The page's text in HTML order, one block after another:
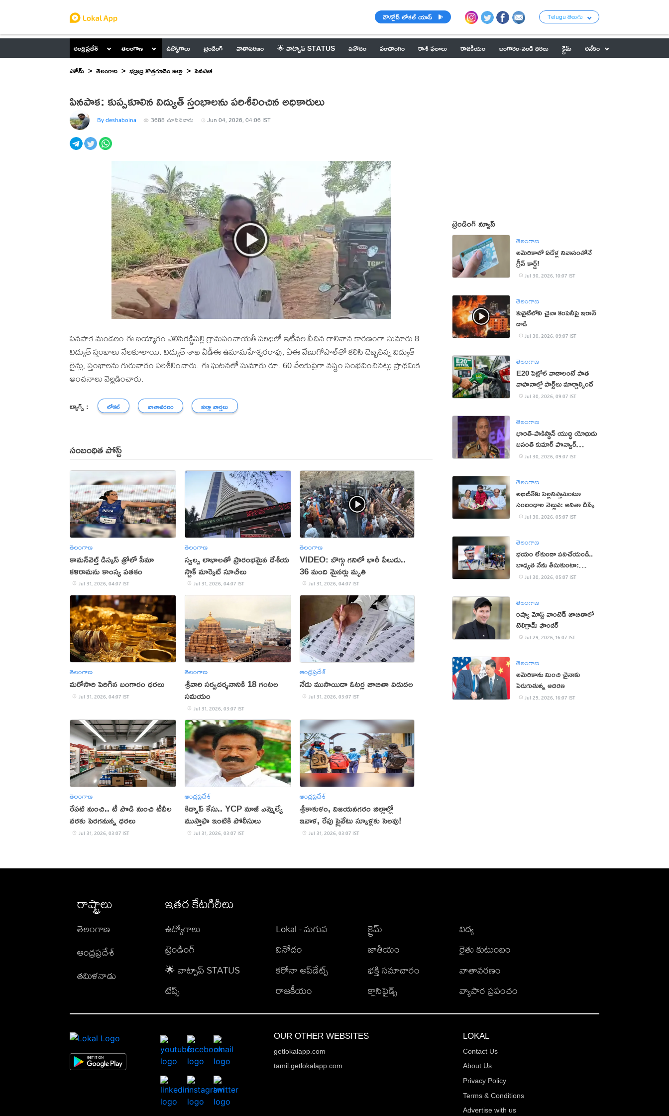
డౌన్లోడ్ లోకల్ యాప్ Telugu తెలుగు
ఆంధ్రప్రదేశ్ తెలంగాణ ఉద్యోగాలు ట్రెండింగ్ వాతావరణం 🌟 వాట్సాప్ STATUS వినోదం పంచాంగం రాశి ఫలాలు రాజకీయం బంగారం-వెండి ధరలు క్రైమ్
అనేకం
హోమ్
తెలంగాణ భద్రాద్రి కొత్తగూడెం జిల్లా పినపాక
పినపాక: కుప్పకూలిన విద్యుత్ స్తంభాలను పరిశీలించిన అధికారులు
By deshaboina 3688 చూసినవారు Jun 04, 2026, 04:06 IST
పినపాక మండలం ఈ బయ్యారం ఎలిసిరెడ్డిపల్లి గ్రామపంచాయతీ పరిధిలో ఇటీవల వీచిన గాలివాన కారణంగా సుమారు 8
విద్యుత్ స్తంభాలు నేలకూలాయి. విద్యుత్ శాఖ ఏడీఈ ఉమామహేశ్వరరావు, ఏఈ వేణుగోపాల్‌తో కలిసి దెబ్బతిన్న విద్యుత్
లైన్లు, స్తంభాలను గురువారం పరిశీలించారు. ఈ ఘటనలో సుమారు రూ. 60 వేలకుపైగా నష్టం సంభవించినట్లు ప్రాథమిక
అంచనాలు వెల్లడించారు.
ట్యాగ్స్ : లోకల్ వాతావరణం జిల్లా వార్తలు
సంబంధిత పోస్ట్
తెలంగాణ
కామన్‌వెల్త్ డిస్కస్ త్రోలో సీమా
కళిరామను కాంస్య పతకం
Jul 31, 2026, 04:07 IST
తెలంగాణ
స్వల్ప లాభాలతో ప్రారంభమైన దేశీయ
స్టాక్ మార్కెట్ సూచీలు
Jul 31, 2026, 04:07 IST
తెలంగాణ
VIDEO: బొగ్గు గనిలో భారీ పేలుడు..
36 మంది మైనర్లు మృతి
Jul 31, 2026, 04:07 IST
తెలంగాణ
మరోసారి పెరిగిన బంగారం ధరలు
Jul 31, 2026, 04:07 IST
తెలంగాణ
శ్రీవారి సర్వదర్శనానికి 18 గంటల
సమయం
Jul 31, 2026, 03:07 IST
ఆంధ్రప్రదేశ్
నేడు ముసాయిదా ఓటర్ల జాబితా విడుదల
Jul 31, 2026, 03:07 IST
తెలంగాణ
రేపటి నుంచి.. టీ పొడి నుంచి టీవీల
వరకు పెరగనున్న ధరలు
Jul 31, 2026, 03:07 IST
ఆంధ్రప్రదేశ్
కిడ్నాప్ కేసు.. YCP మాజీ ఎమ్మెల్యే
ముస్తాఫా ఇంటికి పోలీసులు
Jul 31, 2026, 03:07 IST
ఆంధ్రప్రదేశ్
శ్రీకాకుళం, విజయనగరం జిల్లాల్లో
ఇవాళ, రేపు ప్రైవేటు స్కూళ్లకు సెలవు!
Jul 31, 2026, 03:07 IST
ట్రెండింగ్ న్యూస్
తెలంగాణ
అమెరికాలో ఏడేళ్ల నివాసంతోనే
గ్రీన్ కార్డ్!
Jul 30, 2026, 10:07 IST
తెలంగాణ
కువైట్‌లోని చైనా కంపెనీపై ఇరాన్
దాడి
Jul 30, 2026, 09:07 IST
తెలంగాణ
E20 పెట్రోల్ వాడాలంటే పాత
వాహనాల్లో పార్ట్‌లు మార్చాల్సిందే
Jul 30, 2026, 09:07 IST
తెలంగాణ
భార‌త్‌-పాకిస్థాన్ యుద్ధ యోధుడు
బ‌సంత్ కుమార్ పొన్వార్‌
క‌న్నుమూత‌
Jul 30, 2026, 09:07 IST
తెలంగాణ
అభిజీత్‌కు పిల్ల‌నిస్తామంటూ
సంబంధాల వెల్లువ: అనితా దీప్కే
Jul 30, 2026, 05:07 IST
తెలంగాణ
భ‌యం లేకుండా ప‌నిచేయండి..
బాధ్య‌త నేను తీసుకుంటా:
సీఆర్పీఎఫ్ చీఫ్
Jul 30, 2026, 05:07 IST
తెలంగాణ
రష్యా మోస్ట్ వాంటెడ్ జాబితాలో
టెలిగ్రామ్ ఫౌండర్
Jul 29, 2026, 16:07 IST
తెలంగాణ
అమెరికాను మించి చైనాకు
పెరుగుతున్న ఆదరణ
Jul 29, 2026, 16:07 IST
రాష్ట్రాలు
తెలంగాణ
ఆంధ్రప్రదేశ్
తమిళనాడు
ఇతర కేటగిరీలు
ఉద్యోగాలు
ట్రెండింగ్
🌟 వాట్సాప్ STATUS
టిప్స్
Lokal - మగువ
వినోదం
కరోనా అప్‌డేట్స్
రాజకీయం
క్రైమ్
జాతీయం
భక్తి సమాచారం
క్లాసిఫైడ్స్
విద్య
రైతు కుటుంబం
వాతావరణం
వ్యాపార ప్రపంచం
OUR OTHER WEBSITES
getlokalapp.com
tamil.getlokalapp.com
LOKAL
Contact Us
About Us
Privacy Policy
Terms & Conditions
Advertise with us